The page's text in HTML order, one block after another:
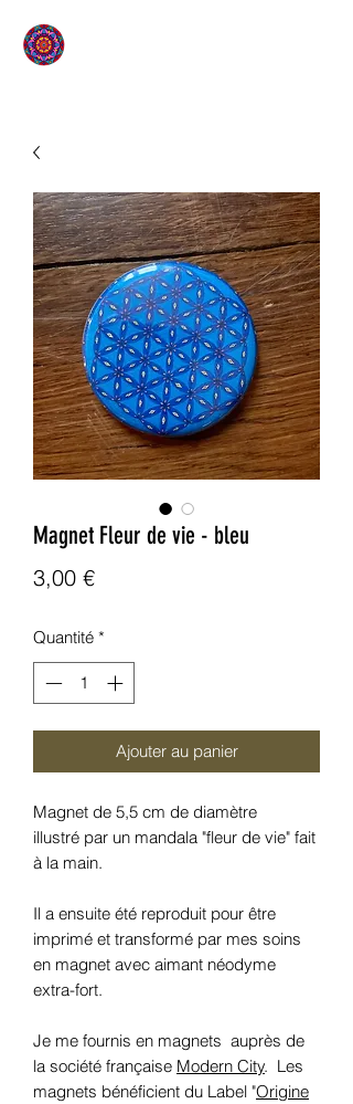
Magnet Fleur de vie - bleu
3,00 €Prix
Quantité *
Ajouter au panier
Magnet de 5,5 cm de diamètre
illustré par un mandala "fleur de vie" fait
à la main.
Il a ensuite été reproduit pour être
imprimé et transformé par mes soins
en magnet avec aimant néodyme
extra-fort.
Je me fournis en magnets auprès de
la société française Modern City. Les
magnets bénéficient du Label "Origine